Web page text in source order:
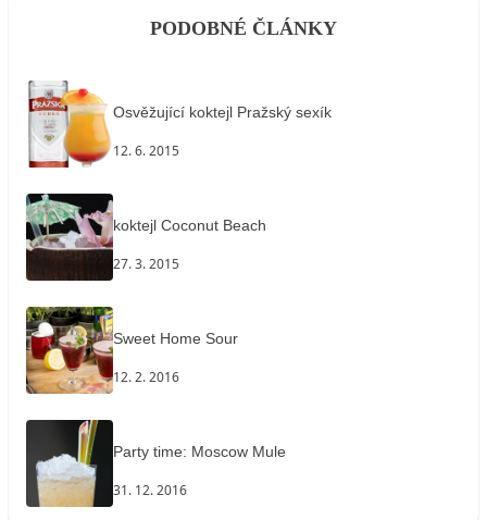
PODOBNÉ ČLÁNKY
Osvěžující koktejl Pražský sexík
12. 6. 2015
koktejl Coconut Beach
27. 3. 2015
Sweet Home Sour
12. 2. 2016
Party time: Moscow Mule
31. 12. 2016